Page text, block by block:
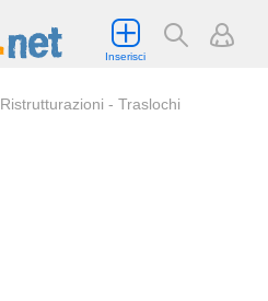
Inserisci
Ristrutturazioni - Traslochi